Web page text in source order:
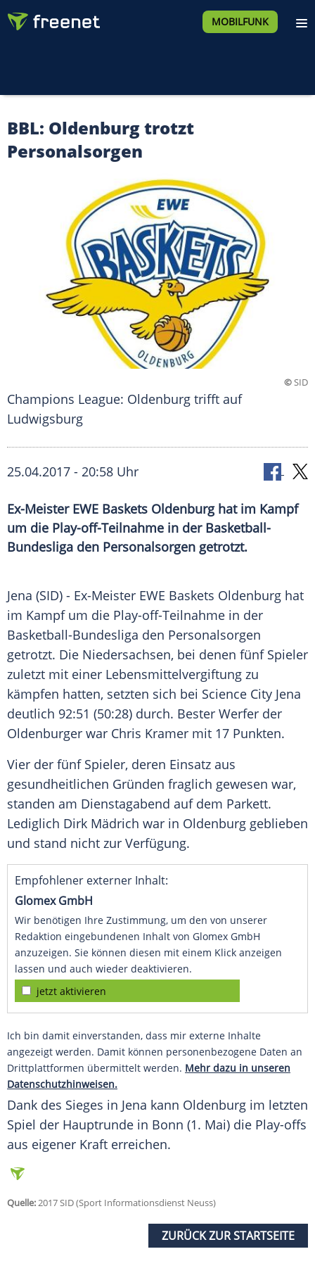
MOBILFUNK
BBL: Oldenburg trotzt
Personalsorgen
©SID
Champions League: Oldenburg trifft auf
Ludwigsburg
25.04.2017 - 20:58 Uhr
Ex-Meister EWE Baskets Oldenburg hat im Kampf
um die Play-off-Teilnahme in der Basketball-
Bundesliga den Personalsorgen getrotzt.
Jena (SID) - Ex-Meister EWE Baskets Oldenburg hat
im Kampf um die Play-off-Teilnahme in der
Basketball-Bundesliga den Personalsorgen
getrotzt. Die Niedersachsen, bei denen fünf Spieler
zuletzt mit einer Lebensmittelvergiftung zu
kämpfen hatten, setzten sich bei Science City Jena
deutlich 92:51 (50:28) durch. Bester Werfer der
Oldenburger war Chris Kramer mit 17 Punkten.
Vier der fünf Spieler, deren Einsatz aus
gesundheitlichen Gründen fraglich gewesen war,
standen am Dienstagabend auf dem Parkett.
Lediglich Dirk Mädrich war in Oldenburg geblieben
und stand nicht zur Verfügung.
Empfohlener externer Inhalt:
Glomex GmbH
Wir benötigen Ihre Zustimmung, um den von unserer
Redaktion eingebundenen Inhalt von Glomex GmbH
anzuzeigen. Sie können diesen mit einem Klick anzeigen
lassen und auch wieder deaktivieren.
jetzt aktivieren
Ich bin damit einverstanden, dass mir externe Inhalte
angezeigt werden. Damit können personenbezogene Daten an
Drittplattformen übermittelt werden. Mehr dazu in unseren
Datenschutzhinweisen.
Dank des Sieges in Jena kann Oldenburg im letzten
Spiel der Hauptrunde in Bonn (1. Mai) die Play-offs
aus eigener Kraft erreichen.
Quelle:2017 SID (Sport Informationsdienst Neuss)
ZURÜCK ZUR STARTSEITE